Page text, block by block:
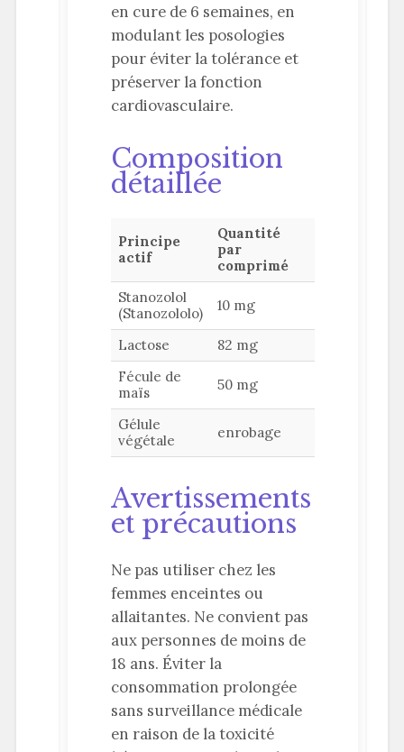
en cure de 6 semaines, en
modulant les posologies
pour éviter la tolérance et
préserver la fonction
cardiovasculaire.
Composition
détaillée
Principe
actif
Quantité
par
comprimé
Stanozolol
(Stanozololo)
10 mg
Lactose
82 mg
Fécule de
maïs
50 mg
Gélule
végétale
enrobage
Avertissements
et précautions
Ne pas utiliser chez les
femmes enceintes ou
allaitantes. Ne convient pas
aux personnes de moins de
18 ans. Éviter la
consommation prolongée
sans surveillance médicale
en raison de la toxicité